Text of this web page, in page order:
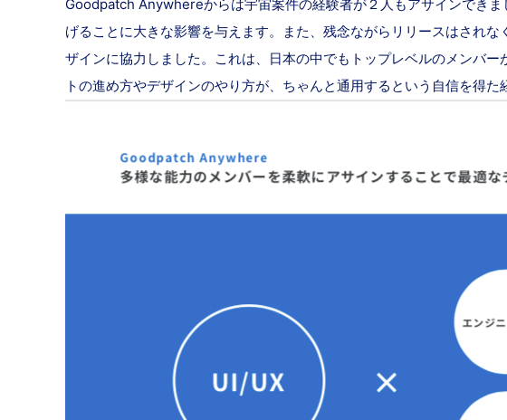
Goodpatch Anywhereからは宇宙案件の経験者が２人もアサインでき
げることに大きな影響を与えます。また、残念ながらリリースはされ
ザインに協力しました。これは、日本の中でもトップレベルのメンバ
トの進め方やデザインのやり方が、ちゃんと通用するという自信を得た